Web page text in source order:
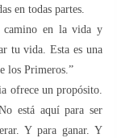
en todas partes.
camino en la vida y
tu vida. Esta es una
los Primeros.”
ofrece un propósito.
está aquí para ser
Y para ganar. Y